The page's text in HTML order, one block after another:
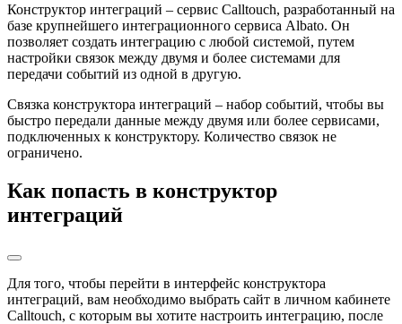
Конструктор интеграций – сервис Calltouch, разработанный на
базе крупнейшего интеграционного сервиса Albato. Он
позволяет создать интеграцию с любой системой, путем
настройки связок между двумя и более системами для
передачи событий из одной в другую.
Связка конструктора интеграций – набор событий, чтобы вы
быстро передали данные между двумя или более сервисами,
подключенных к конструктору. Количество связок не
ограничено.
Как попасть в конструктор
интеграций
Для того, чтобы перейти в интерфейс конструктора
интеграций, вам необходимо выбрать сайт в личном кабинете
Calltouch, с которым вы хотите настроить интеграцию, после